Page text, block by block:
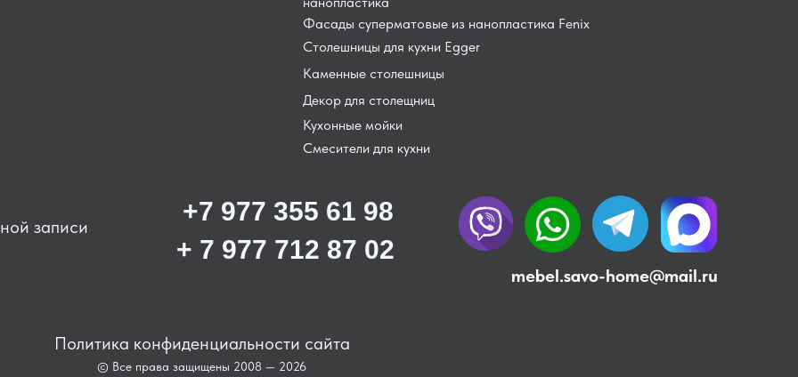
+ 7 977 712 87 02
записи
© Все права защищены 2008 — 2026
Политика конфиденциальности сайта
+7 977 355 61 98
Каменные столешницы
Столешницы для кухни Egger
Декор для столещниц
Фасады суперматовые из нанопластика Fenix
Кухонные мойки
Смесители для кухни
mebel.savo-home@mail.ru